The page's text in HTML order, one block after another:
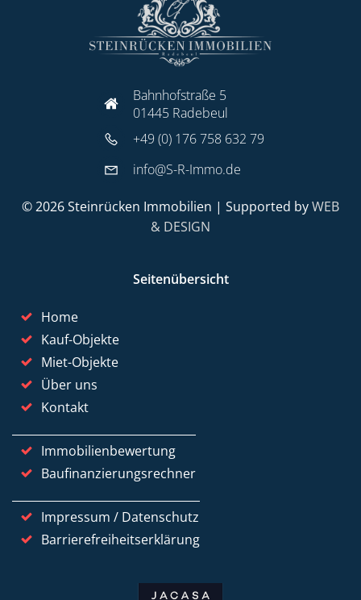
Bahnhofstraße 5
01445 Radebeul
+49 (0) 176 758 632 79
info@S-R-Immo.de
© 2026 Steinrücken Immobilien | Supported byWEB
& DESIGN
Seitenübersicht
Home
Kauf-Objekte
Miet-Objekte
Über uns
Kontakt
Immobilienbewertung
Baufinanzierungsrechner
Impressum / Datenschutz
Barrierefreiheitserklärung